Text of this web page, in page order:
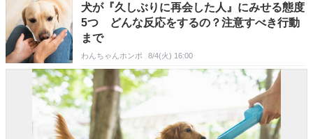
犬が『久しぶりに再会した人』にみせる態度
5つ どんな反応をするの？注意すべき行動
まで
わんちゃんホンポ 8/4(火) 16:00